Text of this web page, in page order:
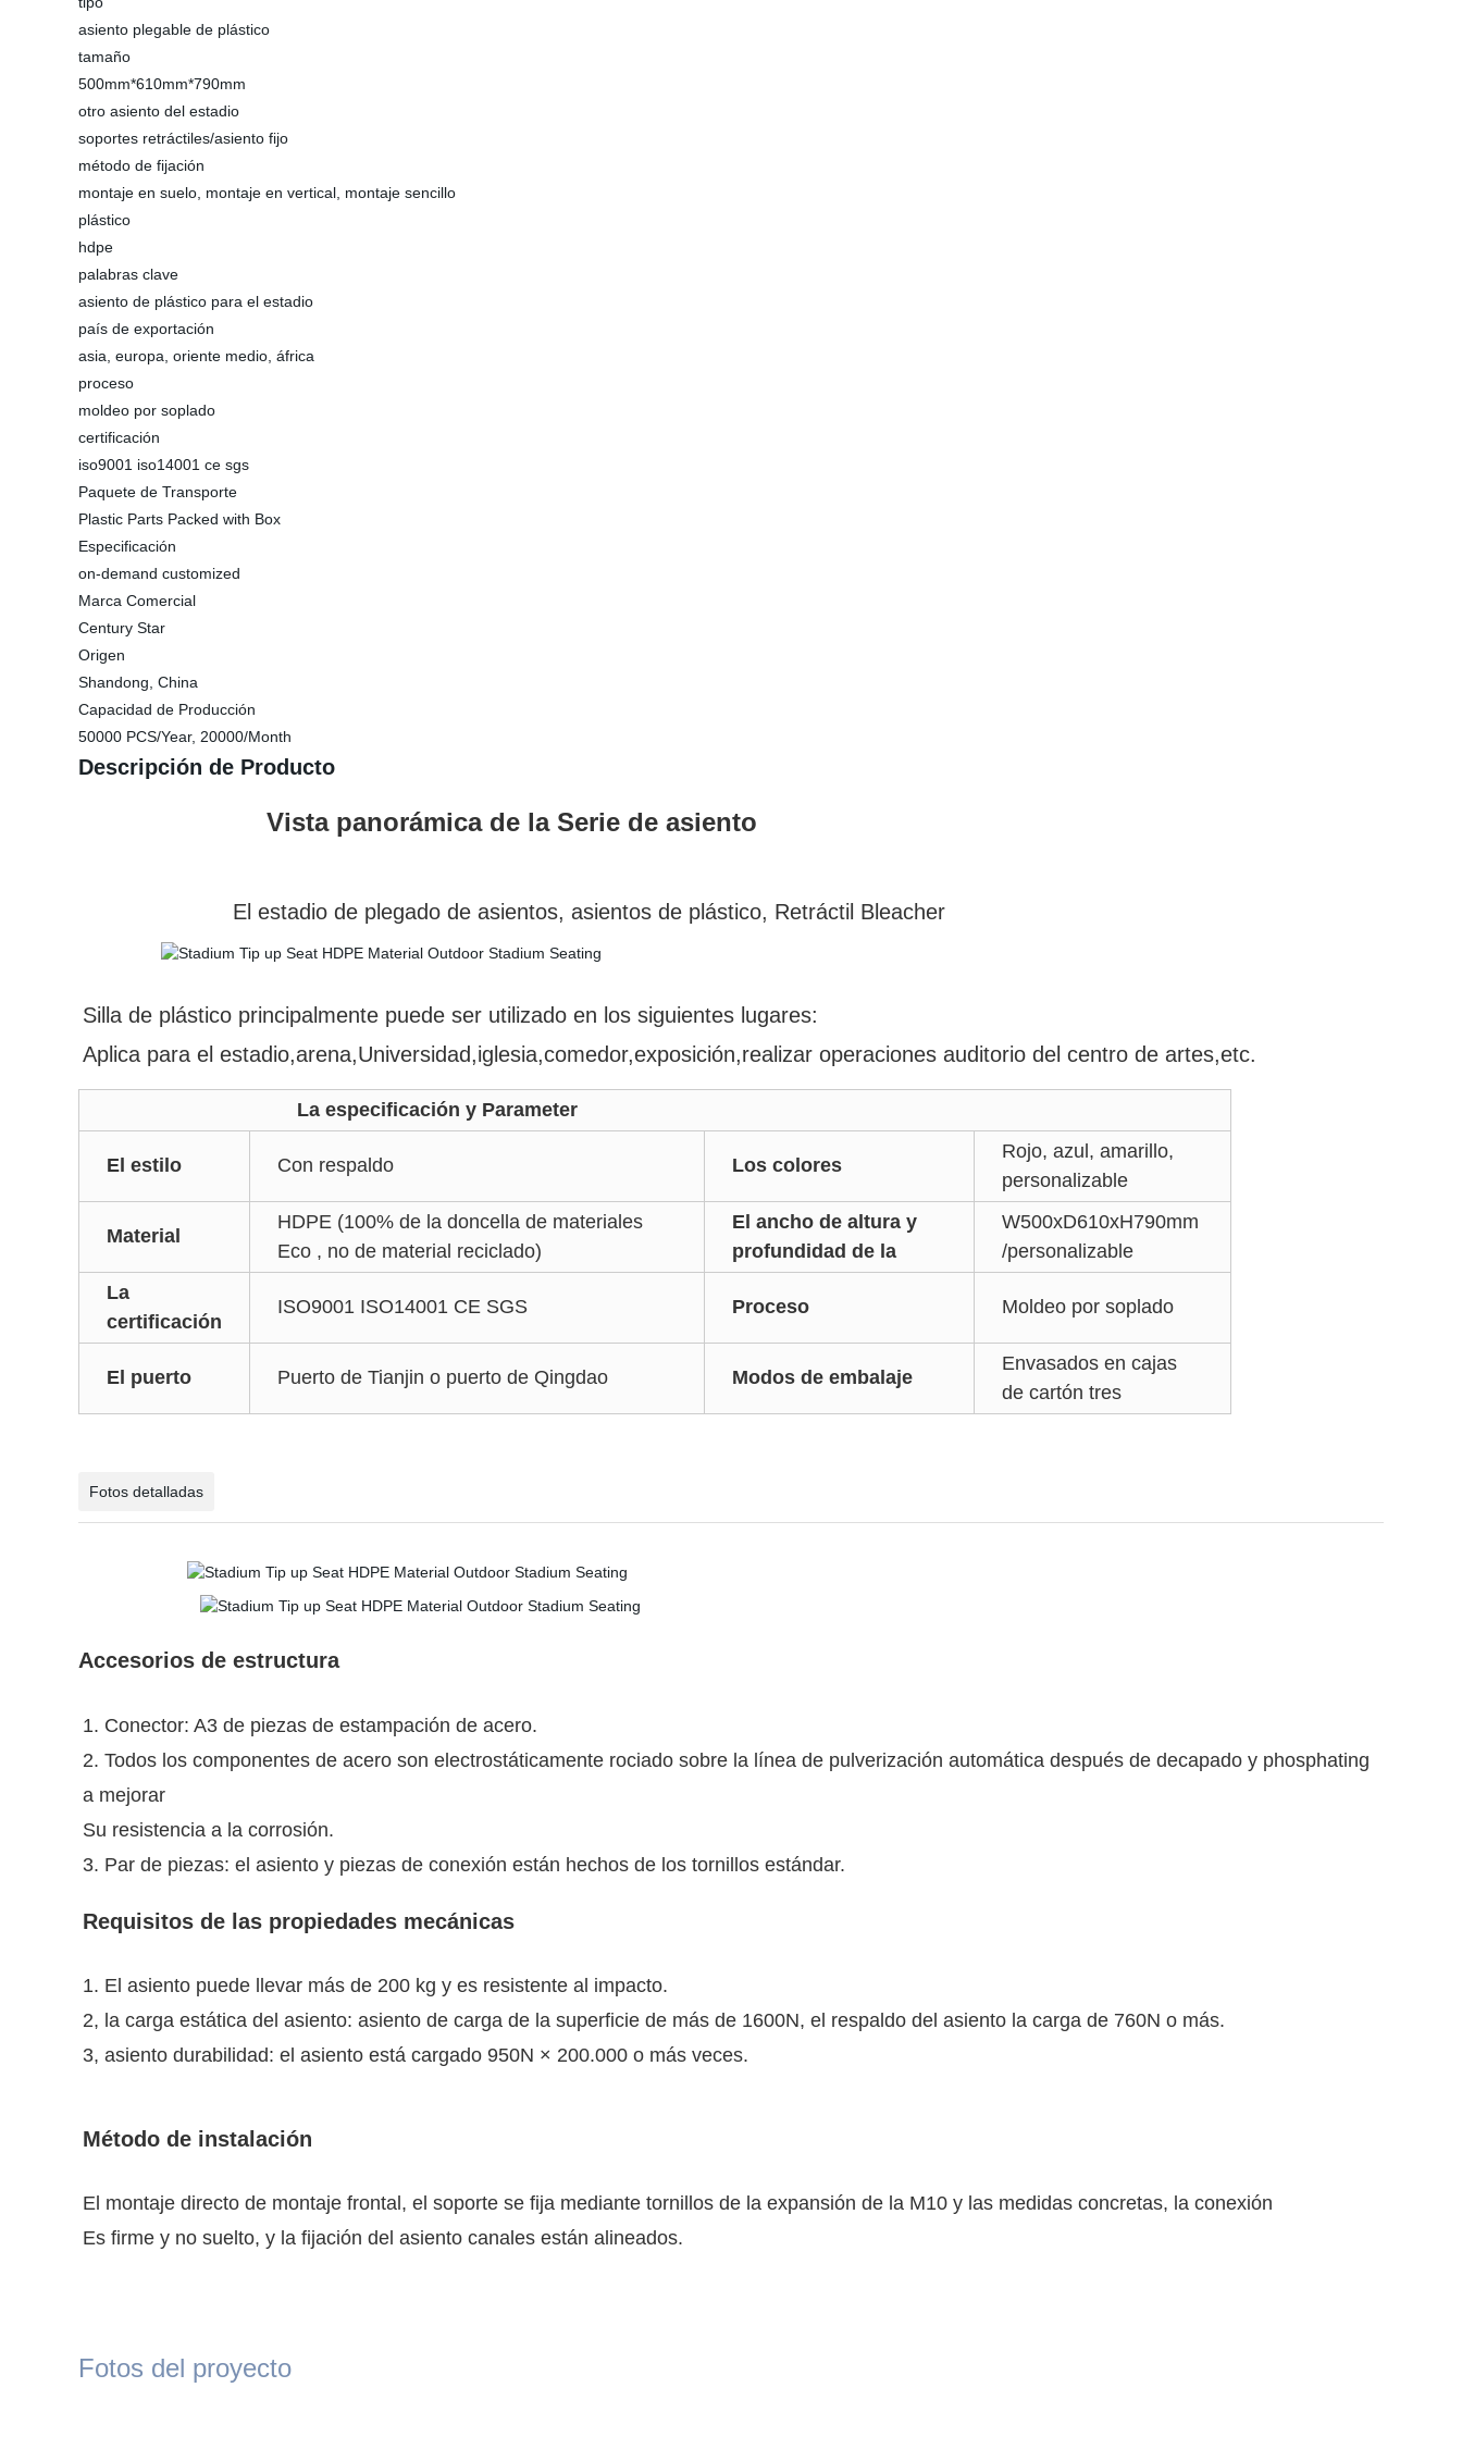
asiento plegable de plástico
tamaño
500mm*610mm*790mm
otro asiento del estadio
soportes retráctiles/asiento fijo
método de fijación
montaje en suelo, montaje en vertical, montaje sencillo
plástico
hdpe
palabras clave
asiento de plástico para el estadio
país de exportación
asia, europa, oriente medio, áfrica
proceso
moldeo por soplado
certificación
iso9001 iso14001 ce sgs
Paquete de Transporte
Plastic Parts Packed with Box
Especificación
on-demand customized
Marca Comercial
Century Star
Origen
Shandong, China
Capacidad de Producción
50000 PCS/Year, 20000/Month
Descripción de Producto
Vista panorámica de la Serie de asiento
El estadio de plegado de asientos, asientos de plástico, Retráctil Bleacher
Silla de plástico principalmente puede ser utilizado en los siguientes lugares:
Aplica para el estadio,arena,Universidad,iglesia,comedor,exposición,realizar operaciones auditorio del centro de artes,etc.
La especificación y Parameter
El estilo Con respaldo Los colores
Rojo, azul, amarillo,
personalizable
Material
HDPE (100% de la doncella de materiales
Eco , no de material reciclado)
El ancho de altura y
profundidad de la
W500xD610xH790mm
/personalizable
La
certificación
ISO9001 ISO14001 CE SGS Proceso Moldeo por soplado
El puerto Puerto de Tianjin o puerto de Qingdao Modos de embalaje
Envasados en cajas
de cartón tres
Fotos detalladas
Accesorios de estructura
1. Conector: A3 de piezas de estampación de acero.
2. Todos los componentes de acero son electrostáticamente rociado sobre la línea de pulverización automática después de decapado y phosphating
a mejorar
Su resistencia a la corrosión.
3. Par de piezas: el asiento y piezas de conexión están hechos de los tornillos estándar.
Requisitos de las propiedades mecánicas
1. El asiento puede llevar más de 200 kg y es resistente al impacto.
2, la carga estática del asiento: asiento de carga de la superficie de más de 1600N, el respaldo del asiento la carga de 760N o más.
3, asiento durabilidad: el asiento está cargado 950N × 200.000 o más veces.
Método de instalación
El montaje directo de montaje frontal, el soporte se fija mediante tornillos de la expansión de la M10 y las medidas concretas, la conexión
Es firme y no suelto, y la fijación del asiento canales están alineados.
Fotos del proyecto